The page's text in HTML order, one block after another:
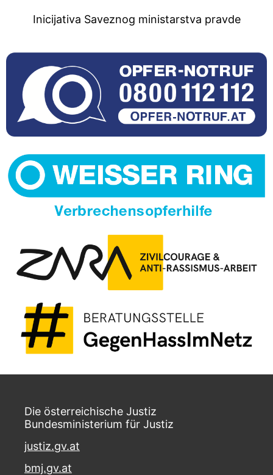
Inicijativa Saveznog ministarstva pravde
Die österreichische Justiz
Bundesministerium für Justiz
justiz.gv.at
bmj.gv.at